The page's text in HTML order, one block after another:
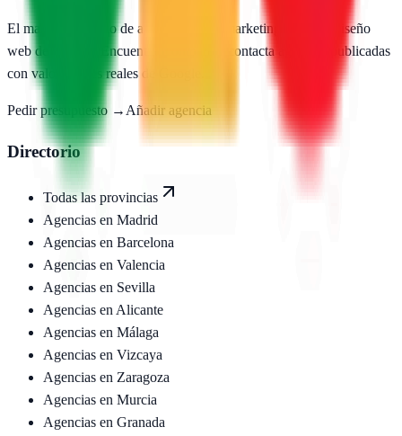
El mayor directorio de agencias SEO, marketing digital y diseño
web de España. Encuentra, compara y contacta agencias publicadas
con valoraciones reales de Google.
Pedir presupuesto → Añadir agencia
Directorio
Todas las provincias
Agencias en Madrid
Agencias en Barcelona
Agencias en Valencia
Agencias en Sevilla
Agencias en Alicante
Agencias en Málaga
Agencias en Vizcaya
Agencias en Zaragoza
Agencias en Murcia
Agencias en Granada